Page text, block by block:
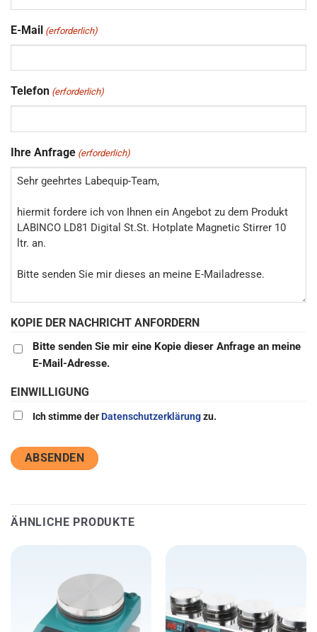
E-Mail (erforderlich)
Telefon (erforderlich)
Ihre Anfrage (erforderlich)
KOPIE DER NACHRICHT ANFORDERN
Bitte senden Sie mir eine Kopie dieser Anfrage an meine
E-Mail-Adresse.
EINWILLIGUNG
Ich stimme derDatenschutzerklärungzu.
ÄHNLICHE PRODUKTE